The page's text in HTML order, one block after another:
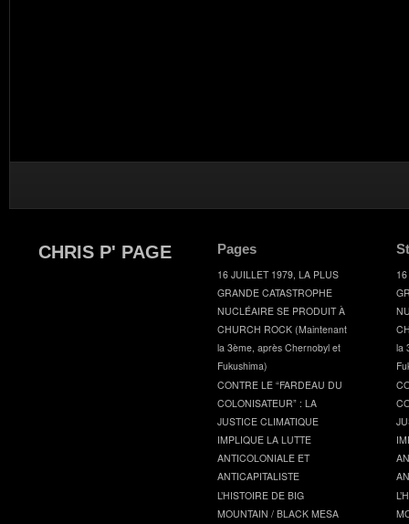
CHRIS P' PAGE Pages
16 JUILLET 1979, LA PLUS
GRANDE CATASTROPHE
NUCLÉAIRE SE PRODUIT À
CHURCH ROCK (Maintenant
la 3ème, après Chernobyl et
Fukushima)
CONTRE LE “FARDEAU DU
COLONISATEUR” : LA
JUSTICE CLIMATIQUE
IMPLIQUE LA LUTTE
ANTICOLONIALE ET
ANTICAPITALISTE
L’HISTOIRE DE BIG
MOUNTAIN / BLACK MESA
la